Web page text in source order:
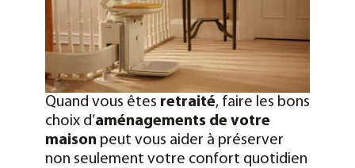
Quand vous êtes retraité, faire les bons
choix d’aménagements de votre
maisonpeut vous aider à préserver
non seulement votre confort quotidien